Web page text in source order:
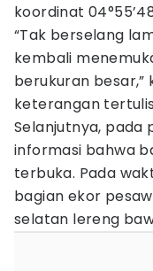
koordinat
“Tak berselang
kembali
berukuran
keterangan
Selanjutnya, pada
informasi bahwa
terbuka. Pada
bagian ekor
selatan lereng